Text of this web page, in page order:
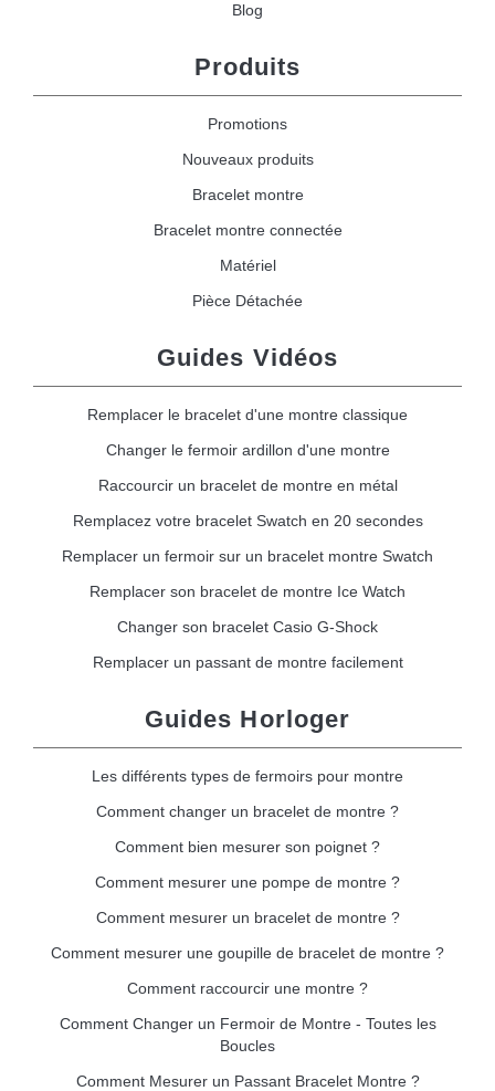
Blog
Produits
Promotions
Nouveaux produits
Bracelet montre
Bracelet montre connectée
Matériel
Pièce Détachée
Guides Vidéos
Remplacer le bracelet d'une montre classique
Changer le fermoir ardillon d'une montre
Raccourcir un bracelet de montre en métal
Remplacez votre bracelet Swatch en 20 secondes
Remplacer un fermoir sur un bracelet montre Swatch
Remplacer son bracelet de montre Ice Watch
Changer son bracelet Casio G-Shock
Remplacer un passant de montre facilement
Guides Horloger
Les différents types de fermoirs pour montre
Comment changer un bracelet de montre ?
Comment bien mesurer son poignet ?
Comment mesurer une pompe de montre ?
Comment mesurer un bracelet de montre ?
Comment mesurer une goupille de bracelet de montre ?
Comment raccourcir une montre ?
Comment Changer un Fermoir de Montre - Toutes les
Boucles
Comment Mesurer un Passant Bracelet Montre ?